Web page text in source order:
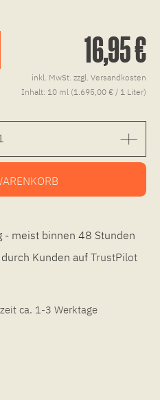
16,95 €
inkl. MwSt. zzgl. Versandkosten
Inhalt: 10 ml (1.695,00 € / 1 Liter)
- meist binnen 48 Stunden
Kunden auf TrustPilot
ca. 1-3 Werktage